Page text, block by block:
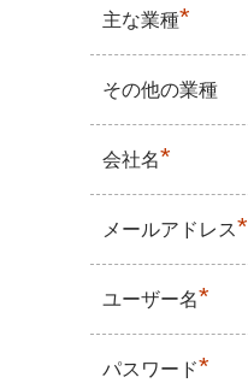
主な業種*
その他の業種
会社名*
メールアドレス*
ユーザー名*
パスワード*